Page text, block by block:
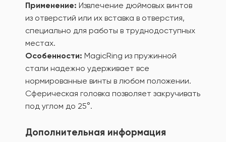
Применение: Извлечение дюймовых винтов
из отверстий или их вставка в отверстия,
специально для работы в труднодоступных
местах.
Особенности: MagicRing из пружинной
стали надежно удерживает все
нормированные винты в любом положении.
Сферическая головка позволяет закручивать
под углом до 25°.
Дополнительная информация